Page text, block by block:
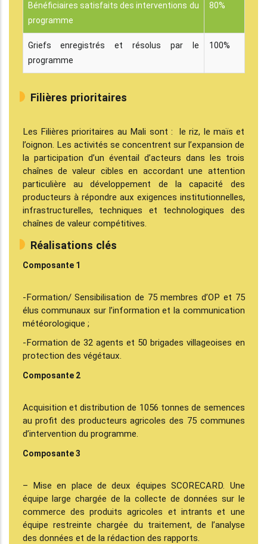
Bénéficiaires satisfaits des interventions du
programme
80%
Griefs enregistrés et résolus par le
programme
100%
Filières prioritaires
Les Filières prioritaires au Mali sont : le riz, le maïs et
l’oignon. Les activités se concentrent sur l’expansion de
la participation d’un éventail d’acteurs dans les trois
chaînes de valeur cibles en accordant une attention
particulière au développement de la capacité des
producteurs à répondre aux exigences institutionnelles,
infrastructurelles, techniques et technologiques des
chaînes de valeur compétitives.
Réalisations clés
Composante 1
-Formation/ Sensibilisation de 75 membres d’OP et 75
élus communaux sur l’information et la communication
météorologique ;
-Formation de 32 agents et 50 brigades villageoises en
protection des végétaux.
Composante 2
Acquisition et distribution de 1056 tonnes de semences
au profit des producteurs agricoles des 75 communes
d’intervention du programme.
Composante 3
– Mise en place de deux équipes SCORECARD. Une
équipe large chargée de la collecte de données sur le
commerce des produits agricoles et intrants et une
équipe restreinte chargée du traitement, de l’analyse
des données et de la rédaction des rapports.